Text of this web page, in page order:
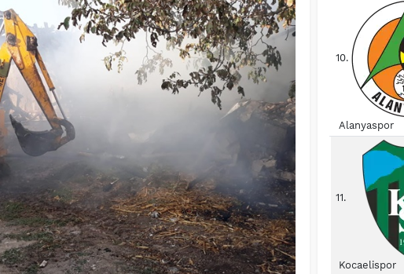
10.
Alanyaspor
11.
Kocaelispor